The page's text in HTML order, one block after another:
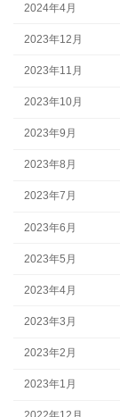
2024年4月
2023年12月
2023年11月
2023年10月
2023年9月
2023年8月
2023年7月
2023年6月
2023年5月
2023年4月
2023年3月
2023年2月
2023年1月